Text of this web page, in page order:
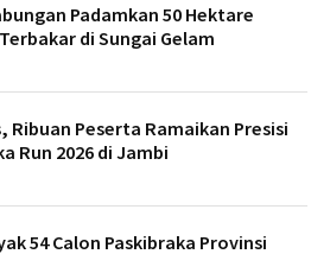
Padamkan 50 Hektare
di Sungai Gelam
Ribuan Peserta Ramaikan Presisi
Run 2026 di Jambi
54 Calon Paskibraka Provinsi